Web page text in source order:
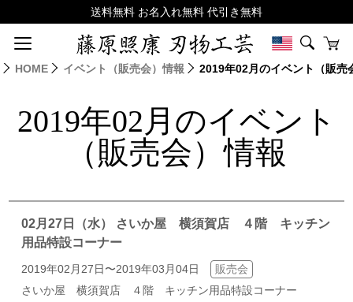
HOME イベント（販売会）情報 2019年02月のイベント（販売
2019年02月のイベント
（販売会）情報
02月27日（水） さいか屋 横須賀店 ４階 キッチン
用品特設コーナー
2019年02月27日〜2019年03月04日
販売会
さいか屋 横須賀店 ４階 キッチン用品特設コーナー